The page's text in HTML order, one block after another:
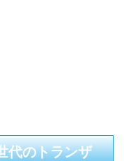
代のトランザ